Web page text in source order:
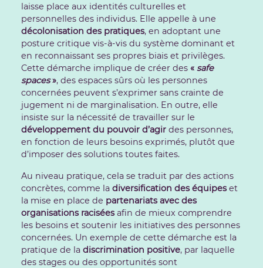
laisse place aux identités culturelles et
personnelles des individus. Elle appelle à une
décolonisation des pratiques, en adoptant une
posture critique vis-à-vis du système dominant et
en reconnaissant ses propres biais et privilèges.
Cette démarche implique de créer des « safe
spaces», des espaces sûrs où les personnes
concernées peuvent s’exprimer sans crainte de
jugement ni de marginalisation. En outre, elle
insiste sur la nécessité de travailler sur le
développement du pouvoir d’agir des personnes,
en fonction de leurs besoins exprimés, plutôt que
d’imposer des solutions toutes faites.
Au niveau pratique, cela se traduit par des actions
concrètes, comme la diversification des équipeset
la mise en place de partenariats avec des
organisations raciséesafin de mieux comprendre
les besoins et soutenir les initiatives des personnes
concernées. Un exemple de cette démarche est la
pratique de la discrimination positive, par laquelle
des stages ou des opportunités sont